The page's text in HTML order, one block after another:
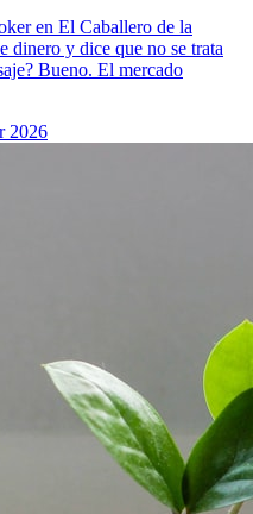
en El Caballero de la
dinero y dice que no se trata
Bueno. El mercado
2026